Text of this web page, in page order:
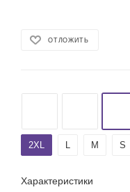
ОТЛОЖИТЬ
2ХL L M S
Характеристики